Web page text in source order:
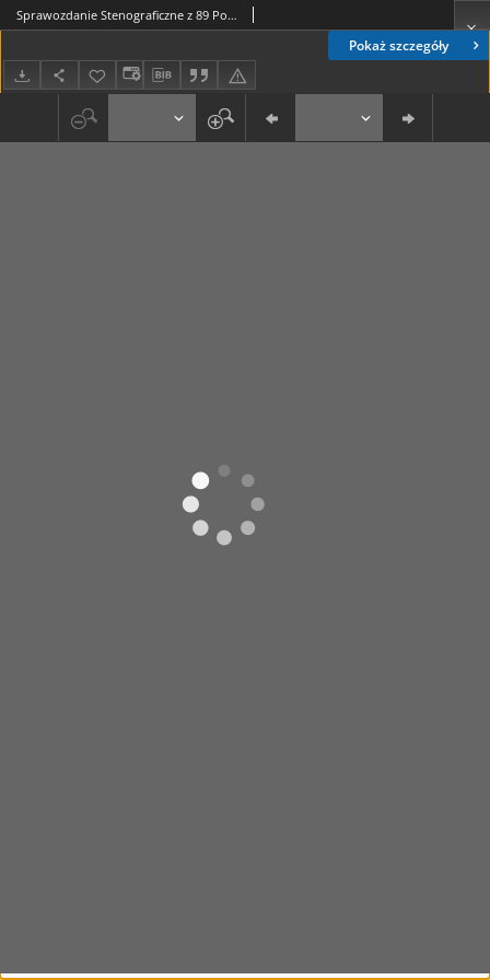
Pokaż szczegóły
Sprawozdanie Stenograficzne z 89 Posiedzenia Sejmu Ustawodawczego z dnia 17 października 1919 r.